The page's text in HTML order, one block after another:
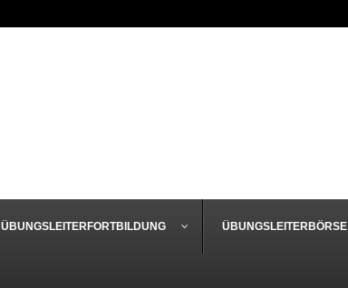
ÜBUNGSLEITERFORTBILDUNG ÜBUNGSLEITERBÖRSE